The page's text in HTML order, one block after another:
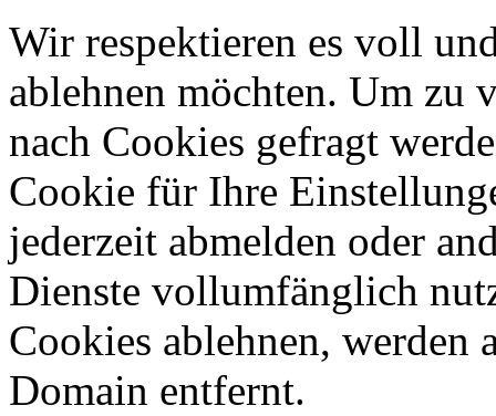
Wir respektieren es voll
ablehnen möchten. Um zu
nach Cookies gefragt
Cookie für Ihre
jederzeit abmelden oder
Dienste vollumfänglich
Cookies ablehnen, werden
Domain entfernt.